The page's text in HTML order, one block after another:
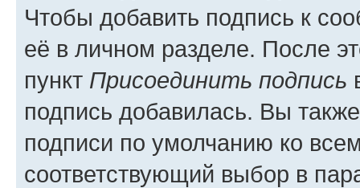
Чтобы добавить подпись к
её в личном разделе. После
пункт Присоединить подпись
подпись добавилась. Вы
подписи по умолчанию ко
соответствующий выбор в